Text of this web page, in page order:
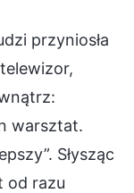
przyniosła
warsztat.
Słysząc
od razu